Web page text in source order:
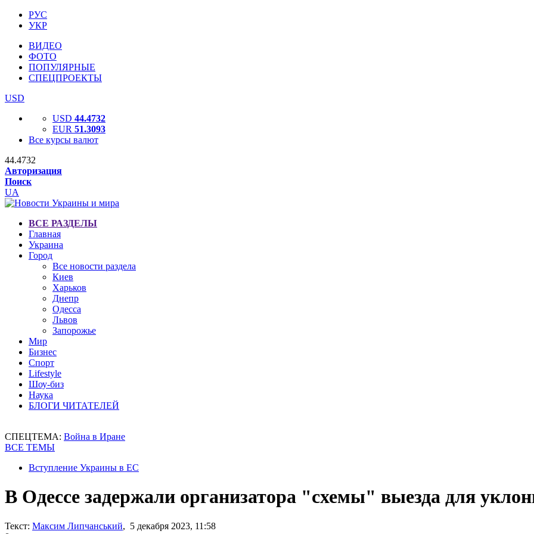
РУС
УКР
ВИДЕО
ФОТО
ПОПУЛЯРНЫЕ
СПЕЦПРОЕКТЫ
USD
USD 44.4732
EUR 51.3093
Все курсы валют
44.4732
Авторизация
Поиск
UA
ВСЕ РАЗДЕЛЫ
Главная
Украина
Город
Все новости раздела
Киев
Харьков
Днепр
Одесса
Львов
Запорожье
Мир
Бизнес
Спорт
Lifestyle
Шоу-биз
Наука
БЛОГИ ЧИТАТЕЛЕЙ
СПЕЦТЕМА: Война в Иране
ВСЕ ТЕМЫ
Вступление Украины в ЕС
В Одессе задержали организатора "схемы" выезда для
Текст: Максим Липчанський, 5 декабря 2023, 11:58